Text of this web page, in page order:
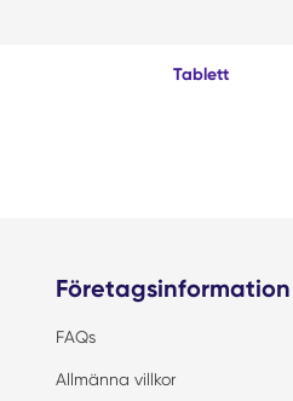
Tablett
Företagsinformation
FAQs
Allmänna villkor